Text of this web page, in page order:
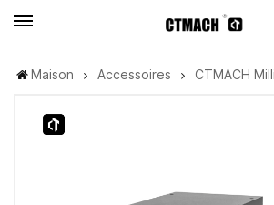
Maison Accessoires CTMACH